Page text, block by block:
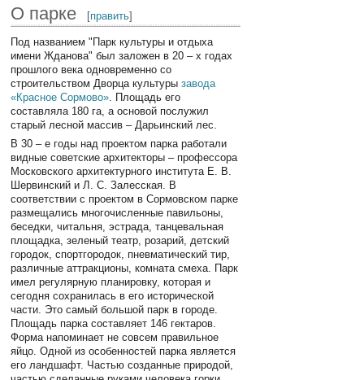
О парке [править]
Под названием "Парк культуры и отдыха
имени Жданова" был заложен в 20 – х годах
прошлого века одновременно со
строительством Дворца культурызавода
«Красное Сормово». Площадь его
составляла 180 га, а основой послужил
старый лесной массив – Дарьинский лес.
В 30 – е годы над проектом парка работали
видные советские архитекторы – профессора
Московского архитектурного института Е. В.
Шервинский и Л. С. Залесская. В
соответствии с проектом в Сормовском парке
размещались многочисленные павильоны,
беседки, читальня, эстрада, танцевальная
площадка, зеленый театр, розарий, детский
городок, спортгородок, пневматический тир,
различные аттракционы, комната смеха. Парк
имел регулярную планировку, которая и
сегодня сохранилась в его исторической
части. Это самый большой парк в городе.
Площадь парка составляет 146 гектаров.
Форма напоминает не совсем правильное
яйцо. Одной из особенностей парка является
его ландшафт. Частью созданные природой,